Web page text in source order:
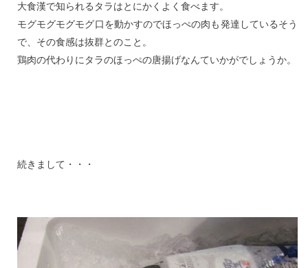
大食漢で知られるタラはとにかくよく食べます。
モグモグモグモグ口を動かすのでほっぺの肉も発達しているそう
で、その食感は抜群とのこと。
鶏肉の代わりにタラのほっぺの唐揚げなんていかがでしょうか。
続きまして・・・